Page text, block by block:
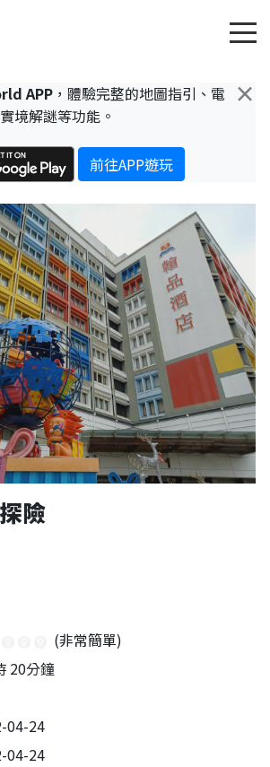
×
APP ，體驗完整的地圖指引、電
境解謎等功能。
前往APP遊玩
險
(非常簡單)
20分鐘
04-24
04-24